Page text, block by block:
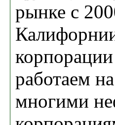
рынке с
работаем
многими